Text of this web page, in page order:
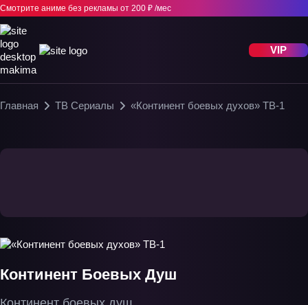
Смотрите аниме без рекламы от 200 ₽ /мес
VIP
Главная ТВ Сериалы «Континент боевых духов» ТВ-1
Континент Боевых Душ